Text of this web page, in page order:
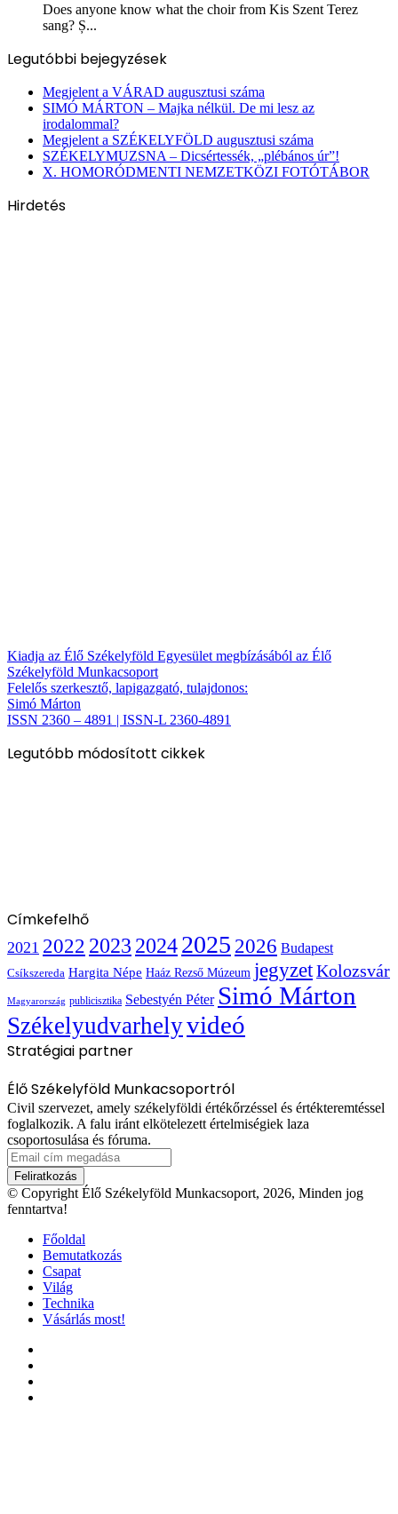
Does anyone know what the choir from Kis Szent Terez
sang? Ș...
Legutóbbi bejegyzések
Megjelent a VÁRAD augusztusi száma
SIMÓ MÁRTON – Majka nélkül. De mi lesz az
irodalommal?
Megjelent a SZÉKELYFÖLD augusztusi száma
SZÉKELYMUZSNA – Dicsértessék, „plébános úr”!
X. HOMORÓDMENTI NEMZETKÖZI FOTÓTÁBOR
Hirdetés
Kiadja az Élő Székelyföld Egyesület megbízásából az Élő
Székelyföld Munkacsoport
Felelős szerkesztő, lapigazgató, tulajdonos:
Simó Márton
ISSN 2360 – 4891 | ISSN-L 2360-4891
Legutóbb módosított cikkek
Címkefelhő
2021 2022 2023 20242025 2026 Budapest
Csíkszereda Hargita Népe Haáz Rezső Múzeum jegyzetKolozsvár
Magyarország publicisztika Sebestyén Péter Simó Márton
Székelyudvarhelyvideó
Stratégiai partner
Élő Székelyföld Munkacsoportról
Civil szervezet, amely székelyföldi értékőrzéssel és értékteremtéssel
foglalkozik. A falu iránt elkötelezett értelmiségiek laza
csoportosulása és fóruma.
Email
cím
megadása
© Copyright Élő Székelyföld Munkacsoport, 2026, Minden jog
fenntartva!
Főoldal
Bemutatkozás
Csapat
Világ
Technika
Vásárlás most!